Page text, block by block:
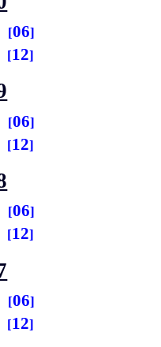
06
12
06
12
06
12
06
12